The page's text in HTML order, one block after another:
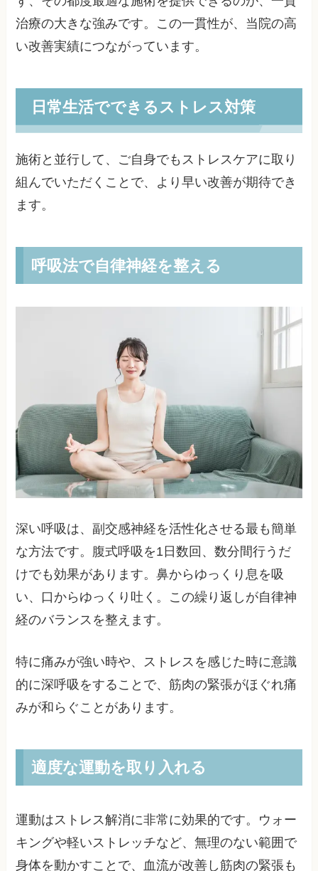
治療の大きな強みです。この一貫性が、当院の高
い改善実績につながっています。
日常生活でできるストレス対策
施術と並行して、ご自身でもストレスケアに取り
組んでいただくことで、より早い改善が期待でき
ます。
呼吸法で自律神経を整える
深い呼吸は、副交感神経を活性化させる最も簡単
な方法です。腹式呼吸を1日数回、数分間行うだ
けでも効果があります。鼻からゆっくり息を吸
い、口からゆっくり吐く。この繰り返しが自律神
経のバランスを整えます。
特に痛みが強い時や、ストレスを感じた時に意識
的に深呼吸をすることで、筋肉の緊張がほぐれ痛
みが和らぐことがあります。
適度な運動を取り入れる
運動はストレス解消に非常に効果的です。ウォー
キングや軽いストレッチなど、無理のない範囲で
身体を動かすことで、血流が改善し筋肉の緊張も